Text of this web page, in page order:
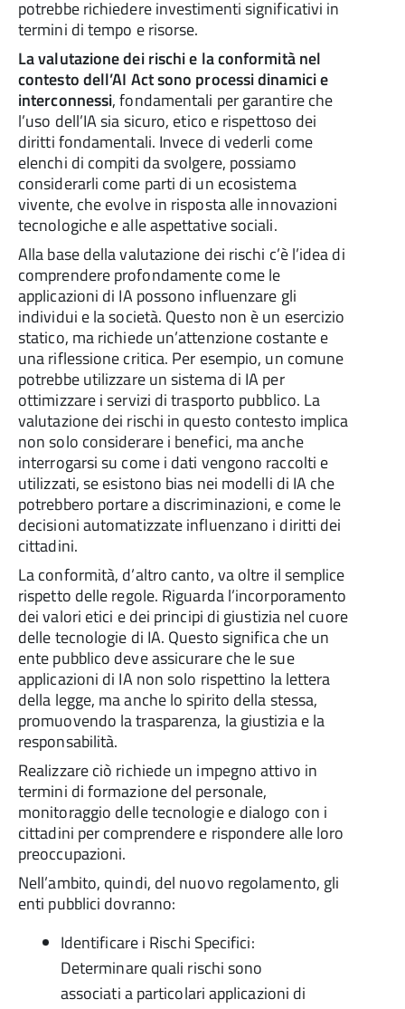
potrebbe richiedere investimenti significativi in
termini di tempo e risorse.
La valutazione dei rischi e la conformità nel
contesto dell’AI Act sono processi dinamici e
interconnessi, fondamentali per garantire che
l’uso dell’IA sia sicuro, etico e rispettoso dei
diritti fondamentali. Invece di vederli come
elenchi di compiti da svolgere, possiamo
considerarli come parti di un ecosistema
vivente, che evolve in risposta alle innovazioni
tecnologiche e alle aspettative sociali.
Alla base della valutazione dei rischi c’è l’idea di
comprendere profondamente come le
applicazioni di IA possono influenzare gli
individui e la società. Questo non è un esercizio
statico, ma richiede un’attenzione costante e
una riflessione critica. Per esempio, un comune
potrebbe utilizzare un sistema di IA per
ottimizzare i servizi di trasporto pubblico. La
valutazione dei rischi in questo contesto implica
non solo considerare i benefici, ma anche
interrogarsi su come i dati vengono raccolti e
utilizzati, se esistono bias nei modelli di IA che
potrebbero portare a discriminazioni, e come le
decisioni automatizzate influenzano i diritti dei
cittadini.
La conformità, d’altro canto, va oltre il semplice
rispetto delle regole. Riguarda l’incorporamento
dei valori etici e dei principi di giustizia nel cuore
delle tecnologie di IA. Questo significa che un
ente pubblico deve assicurare che le sue
applicazioni di IA non solo rispettino la lettera
della legge, ma anche lo spirito della stessa,
promuovendo la trasparenza, la giustizia e la
responsabilità.
Realizzare ciò richiede un impegno attivo in
termini di formazione del personale,
monitoraggio delle tecnologie e dialogo con i
cittadini per comprendere e rispondere alle loro
preoccupazioni.
Nell’ambito, quindi, del nuovo regolamento, gli
enti pubblici dovranno:
Identificare i Rischi Specifici:
Determinare quali rischi sono
associati a particolari applicazioni di